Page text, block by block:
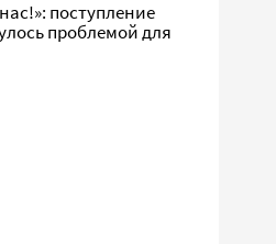
поступление
проблемой для